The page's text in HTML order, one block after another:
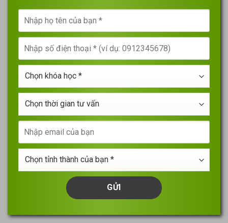
họ
tên
của
bạn
*
số
điện
thoại
khóa
học
thời
gian
tư
vấnemail
của
bạn
tỉnh